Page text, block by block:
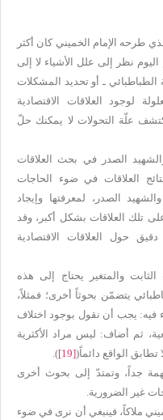
طرحه الإمام الخميني كان أكثر
نظر إلى علل الأشياء لا إلى
الطباطبائي ـ أو تحديد المشكلات
لوجود العلاقات الاقتصادية
علّة التحولات لا يمكنك حلّ
الصدر في بحث العلاقات
العلاقات في ضوء الحاجات
الصدر، لمعرفتها وإيجاد
تلك العلاقات بشكل أكبر، وقد
حول العلاقات الاقتصادية
والمتغير يحتاج إلى هذه
يتضمّن بحوثاً أخرى؛ فمثلاً،
فيه: يجب أن نقول بوجود اختلاف
ثم أضاف: ليس مراد الأكثرية
الواقع دائماً([19]
).
جداً، وتمتدّ إلى بحوث أخرى
غير الضرورية.
ملاكاً، فينبغي أن نرى في ضوء